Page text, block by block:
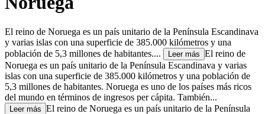
El reino de Noruega es un país unitario de la Península Escandinava
y varias islas con una superficie de 385.000 kilómetros y una
población de 5,3 millones de habitantes....
Leer más El reino de
Noruega es un país unitario de la Península Escandinava y varias
islas con una superficie de 385.000 kilómetros y una población de
5,3 millones de habitantes. Noruega es uno de los países más ricos
del mundo en términos de ingresos per cápita. También...
Leer más El reino de Noruega es un país unitario de la Península